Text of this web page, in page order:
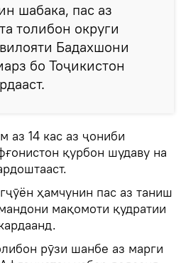
шабака, пас аз
толибон округи
Бадахшони
бо Тоҷикистон
аз 14 кас аз ҷониби
қурбон шудаву на
ҳамчунин пас аз таниш
мақомоти қудратии
рӯзи шанбе аз марги